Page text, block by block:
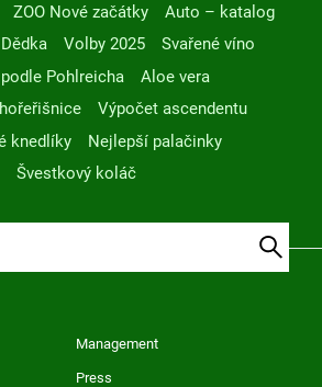
ZOO Nové začátky
Auto – katalog
Volby 2025
Svařené víno
Pohlreicha
Aloe vera
Výpočet ascendentu
knedlíky
Nejlepší palačinky
Švestkový koláč
Management
Press